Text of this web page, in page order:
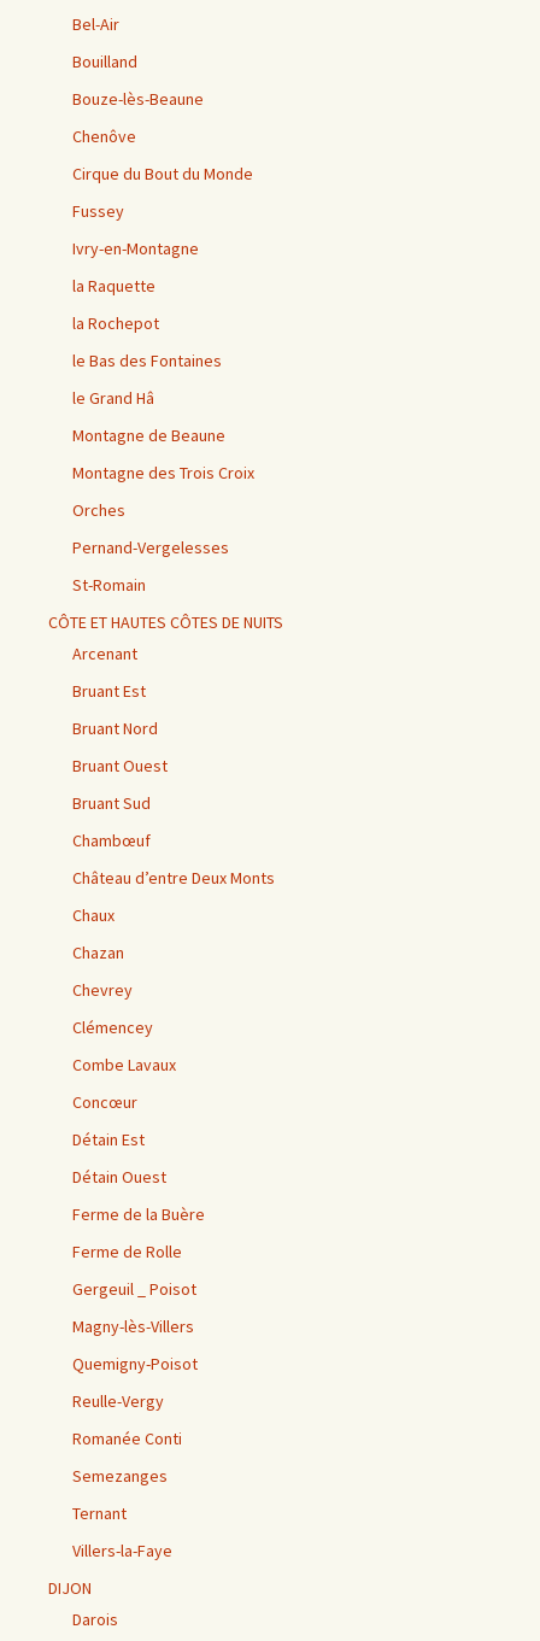
Bel-Air
Bouilland
Bouze-lès-Beaune
Chenôve
Cirque du Bout du Monde
Fussey
Ivry-en-Montagne
la Raquette
la Rochepot
le Bas des Fontaines
le Grand Hâ
Montagne de Beaune
Montagne des Trois Croix
Orches
Pernand-Vergelesses
St-Romain
CÔTE ET HAUTES CÔTES DE NUITS
Arcenant
Bruant Est
Bruant Nord
Bruant Ouest
Bruant Sud
Chambœuf
Château d’entre Deux Monts
Chaux
Chazan
Chevrey
Clémencey
Combe Lavaux
Concœur
Détain Est
Détain Ouest
Ferme de la Buère
Ferme de Rolle
Gergeuil _ Poisot
Magny-lès-Villers
Quemigny-Poisot
Reulle-Vergy
Romanée Conti
Semezanges
Ternant
Villers-la-Faye
DIJON
Darois